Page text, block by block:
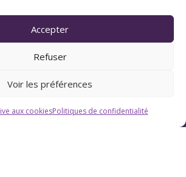
Accepter
Refuser
Voir les préférences
aux cookiesPolitiques de confidentialité
vendredi : 9h-12h / 13h-18h
Le samedi : 9h-12h